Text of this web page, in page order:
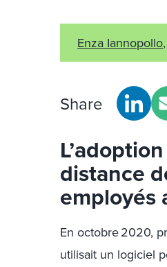
Enza Iannopollo
Share
distance
employés
En octobre 2020,
utilisait un logiciel